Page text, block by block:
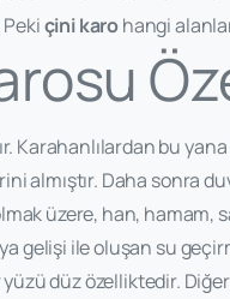
çini karohangi
bu yana
almıştır. Daha sonra
üzere, han, hamam,
gelişi ile oluşan su
düz özelliktedir.